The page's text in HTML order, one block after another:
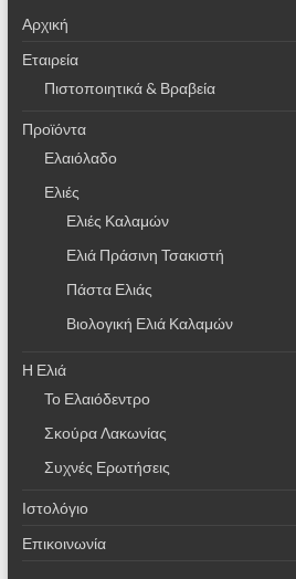
Αρχική
Εταιρεία
Πιστοποιητικά & Βραβεία
Προϊόντα
Ελαιόλαδο
Ελιές
Ελιές Καλαμών
Ελιά Πράσινη Τσακιστή
Πάστα Ελιάς
Βιολογική Ελιά Καλαμών
Η Ελιά
Το Ελαιόδεντρο
Σκούρα Λακωνίας
Συχνές Ερωτήσεις
Ιστολόγιο
Επικοινωνία